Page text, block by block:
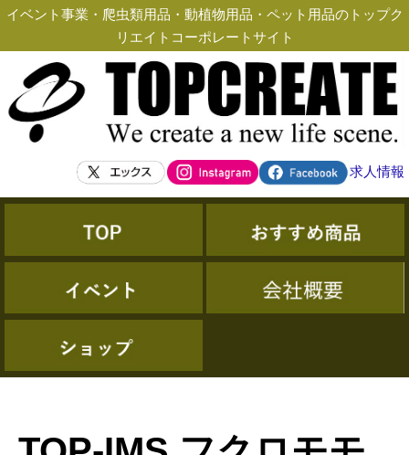
イベント事業・爬虫類用品・動植物用品・ペット用品のトップク
リエイトコーポレートサイト
求人情報